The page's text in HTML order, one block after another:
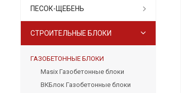
ПЕСОК-ЩЕБЕНЬ
СТРОИТЕЛЬНЫЕ БЛОКИ
ГАЗОБЕТОННЫЕ БЛОКИ
Masix Газобетонные блоки
ВКБлок Газобетонные блоки